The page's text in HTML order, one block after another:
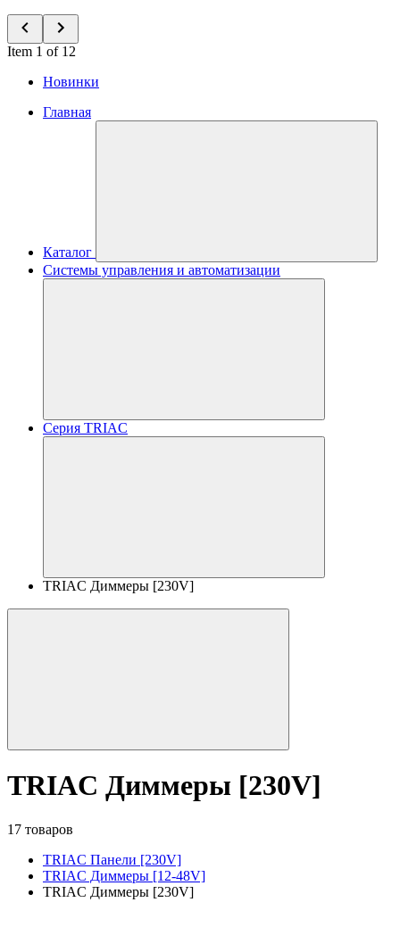
Item 1 of 12
Новинки
Главная
Каталог
Системы управления и автоматизации
Серия TRIAC
TRIAC Диммеры [230V]
TRIAC Диммеры [230V]
17 товаров
TRIAC Панели [230V]
TRIAC Диммеры [12-48V]
TRIAC Диммеры [230V]